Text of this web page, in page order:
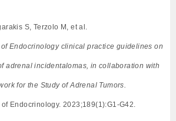
S, Terzolo M, et al.
Endocrinology clinical practice guidelines on
adrenal incidentalomas, in collaboration with
for the Study of Adrenal Tumors.
Endocrinology. 2023;189(1):G1-G42.